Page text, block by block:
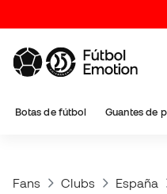
Botas de fútbol Guantes de
Fans Clubs España